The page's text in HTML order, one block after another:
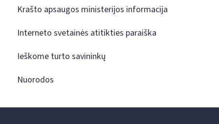
Krašto apsaugos ministerijos informacija
Interneto svetainės atitikties paraiška
Ieškome turto savininkų
Nuorodos